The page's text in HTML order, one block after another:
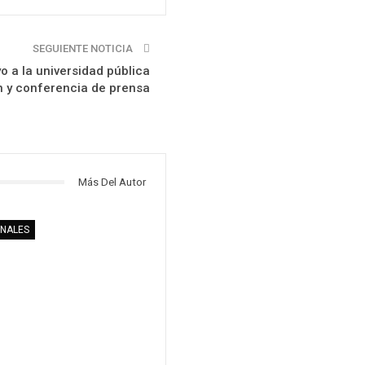
SEGUIENTE NOTICIA
a la universidad pública
y conferencia de prensa
Más Del Autor